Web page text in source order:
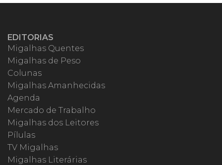
EDITORIAS
Migalhas Quentes
Migalhas de Peso
Colunas
Migalhas Amanhecidas
Agenda
Mercado de Trabalho
Migalhas dos Leitores
Pílulas
TV Migalhas
Migalhas Literárias